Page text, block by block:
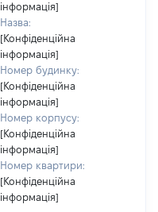
інформація]
Назва:
[Конфіденційна
інформація]
Номер будинку:
[Конфіденційна
інформація]
Номер корпусу:
[Конфіденційна
інформація]
Номер квартири:
[Конфіденційна
інформація]